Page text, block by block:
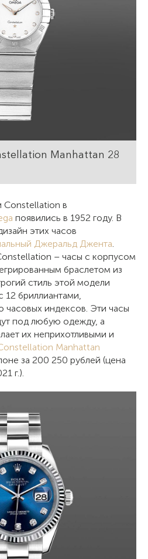
Manhattan 28
Constellation в
появились в 1952 году. В
этих часов
Джеральд Джента.
– часы с корпусом
браслетом из
стиль этой модели
12 бриллиантами,
часовых индексов. Эти часы
под любую одежду, а
их неприхотливыми и
Manhattan
за 200 250 рублей (цена
г.).